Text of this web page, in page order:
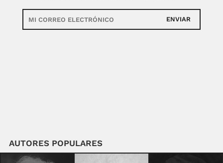
ENVIAR
AUTORES POPULARES